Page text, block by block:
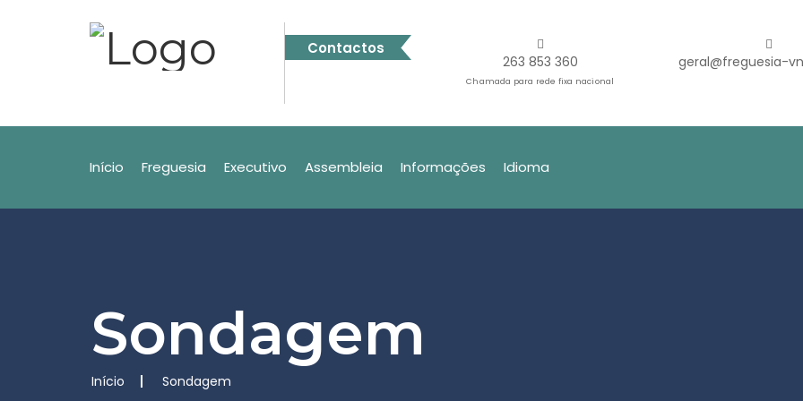
Contactos
263 853 360
Chamada para rede fixa nacional
geral@freguesia-
Início Freguesia Executivo Assembleia Informações Idioma
Sondagem
Início Sondagem